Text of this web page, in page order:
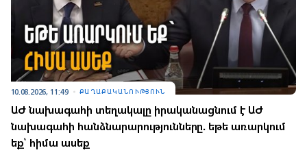
10.08.2026, 11:49 ՔԱՂԱՔԱԿԱՆՈՒԹՅՈՒՆ
ԱԺ նախագահի տեղակալը իրականացնում է ԱԺ
նախագահի հանձնարարությունները. եթե առարկում
եք՝ հիմա ասեք